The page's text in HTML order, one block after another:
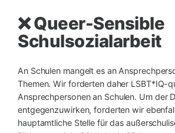
❌ Queer-Sensible
Schulsozialarbeit
An Schulen mangelt es an
Themen. Wir forderten daher LSBT*IQ-
Ansprechpersonen an Schulen. Um der
entgegenzuwirken, forderten wir
hauptamtliche Stelle für das